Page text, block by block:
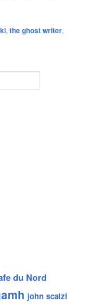
,the ghost writer,
du Nord
john scalzi